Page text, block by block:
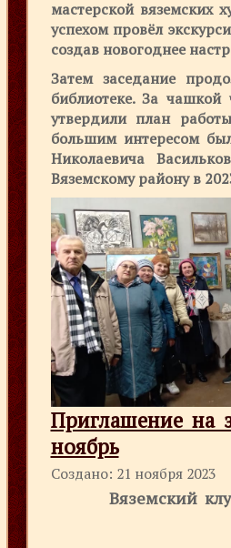
мастерской вяземских
успехом провёл
создав новогоднее
Затем заседание
библиотеке. За
утвердили план
большим интересом
Николаевича
Вяземскому району в
Приглашение на
ноябрь
Создано: 21 ноября 2023
Вяземский